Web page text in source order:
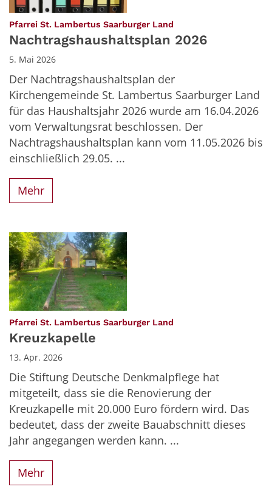
Pfarrei St. Lambertus Saarburger Land
Nachtragshaushaltsplan 2026
5. Mai 2026
Der Nachtragshaushaltsplan der
Kirchengemeinde St. Lambertus Saarburger Land
für das Haushaltsjahr 2026 wurde am 16.04.2026
vom Verwaltungsrat beschlossen. Der
Nachtragshaushaltsplan kann vom 11.05.2026 bis
einschließlich 29.05. ...
Mehr
Pfarrei St. Lambertus Saarburger Land
Kreuzkapelle
13. Apr. 2026
Die Stiftung Deutsche Denkmalpflege hat
mitgeteilt, dass sie die Renovierung der
Kreuzkapelle mit 20.000 Euro fördern wird. Das
bedeutet, dass der zweite Bauabschnitt dieses
Jahr angegangen werden kann. ...
Mehr